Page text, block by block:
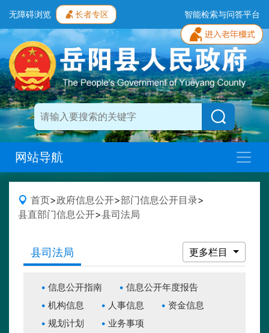
无障碍浏览 长者专区 智能检索与问答平台
网站导航
首页>政府信息公开>部门信息公开目录>
县直部门信息公开>县司法局
县司法局 更多栏目
信息公开指南
信息公开年度报告
机构信息
人事信息
资金信息
规划计划
业务事项